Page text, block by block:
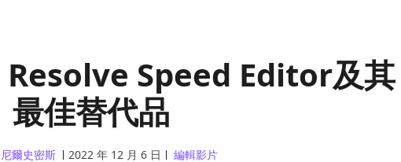
Speed Editor及其
最佳替代品
爾史密斯 2022 年 12 月 6 日 編輯影片